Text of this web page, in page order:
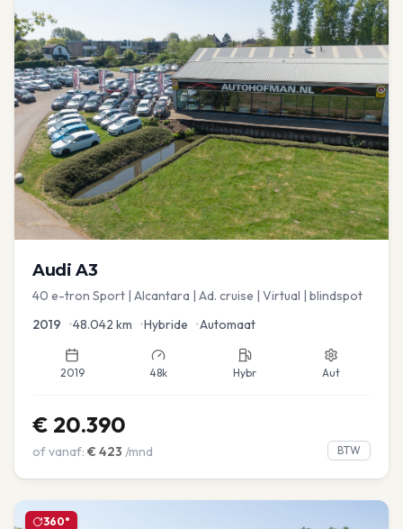
Audi A3
40 e-tron Sport | Alcantara | Ad. cruise | Virtual | blindspot
2019 •48.042 km •Hybride •Automaat
2019 48k Hybr Aut
€ 20.390
of vanaf: € 423 /mnd BTW
360°